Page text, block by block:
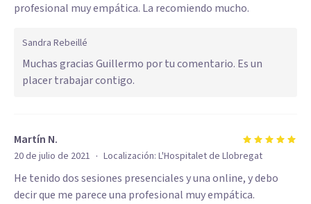
profesional muy empática. La recomiendo mucho.
Sandra Rebeillé
Muchas gracias Guillermo por tu comentario. Es un
placer trabajar contigo.
Martín N.
20 de julio de 2021 · Localización: L'Hospitalet de Llobregat
He tenido dos sesiones presenciales y una online, y debo
decir que me parece una profesional muy empática.